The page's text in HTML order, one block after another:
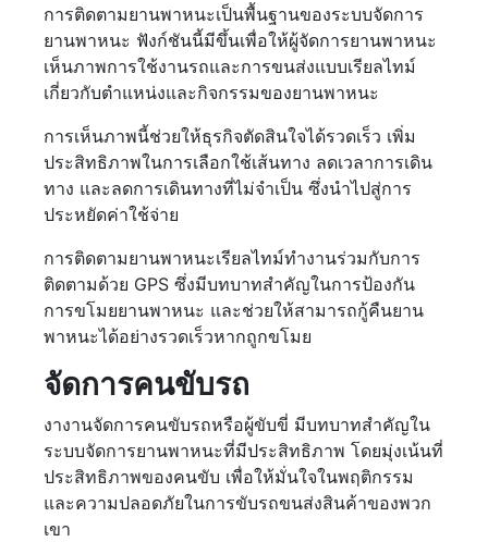
การติดตามยานพาหนะเป็นพื้นฐานของระบบจัดการ
ยานพาหนะ ฟังก์ชันนี้มีขึ้นเพื่อให้ผู้จัดการยานพาหนะ
เห็นภาพการใช้งานรถและการขนส่งแบบเรียลไทม์
เกี่ยวกับตำแหน่งและกิจกรรมของยานพาหนะ
การเห็นภาพนี้ช่วยให้ธุรกิจตัดสินใจได้รวดเร็ว เพิ่ม
ประสิทธิภาพในการเลือกใช้เส้นทาง ลดเวลาการเดิน
ทาง และลดการเดินทางที่ไม่จำเป็น ซึ่งนำไปสู่การ
ประหยัดค่าใช้จ่าย
การติดตามยานพาหนะเรียลไทม์ทำงานร่วมกับการ
ติดตามด้วย GPS ซึ่งมีบทบาทสำคัญในการป้องกัน
การขโมยยานพาหนะ และช่วยให้สามารถกู้คืนยาน
พาหนะได้อย่างรวดเร็วหากถูกขโมย
จัดการคนขับรถ
งางานจัดการคนขับรถหรือผู้ขับขี่ มีบทบาทสำคัญใน
ระบบจัดการยานพาหนะที่มีประสิทธิภาพ โดยมุ่งเน้นที่
ประสิทธิภาพของคนขับ เพื่อให้มั่นใจในพฤติกรรม
และความปลอดภัยในการขับรถขนส่งสินค้าของพวก
เขา